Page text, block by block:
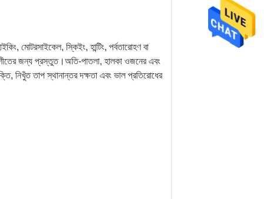
মোটরসাইকেল, স্কিইং, হান্টিং, পর্বতারোহণ বা
জন্য প্রস্তুত।অতি-পাতলা, হালকা ওজনের এবং
নিখুঁত তাপ স্থানান্তর দক্ষতা এবং ভাল প্রতিরোধের